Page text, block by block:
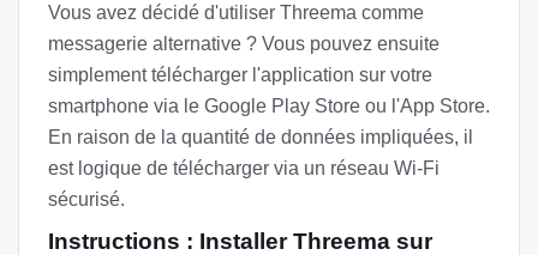
Vous avez décidé d'utiliser Threema comme
messagerie alternative ? Vous pouvez ensuite
simplement télécharger l'application sur votre
smartphone via le Google Play Store ou l'App Store.
En raison de la quantité de données impliquées, il
est logique de télécharger via un réseau Wi-Fi
sécurisé.
Instructions : Installer Threema sur